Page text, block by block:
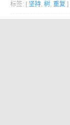
标签: [ 坚持, 树, 重复 ]